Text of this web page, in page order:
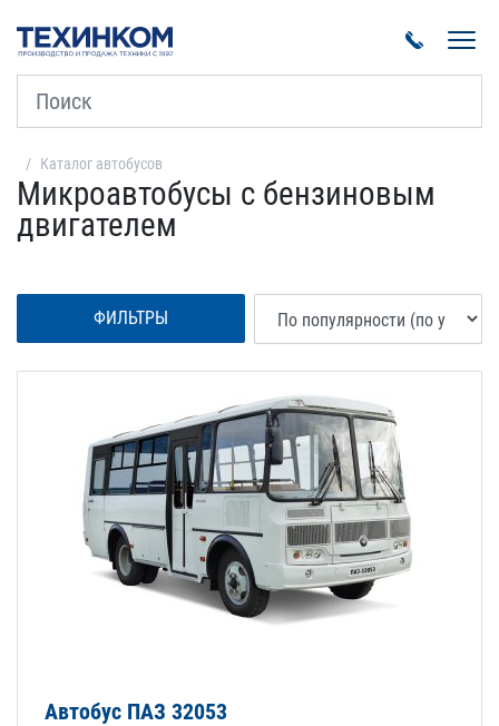
Каталог автобусов
Микроавтобусы с бензиновым
двигателем
ФИЛЬТРЫ
Автобус ПАЗ 32053